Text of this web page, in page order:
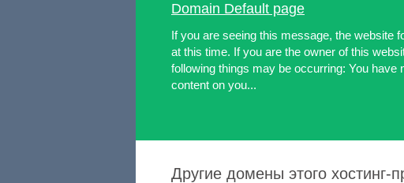
Domain Default page
If you are seeing this message, the website
at this time. If you are the owner of this
following things may be occurring: You have
content on you...
Другие домены этого